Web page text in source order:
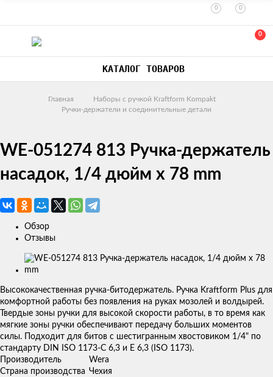
0 0
0
КАТАЛОГ ТОВАРОВ
Главная
Наборы с ручкой Kraftform Kompakt
Ручки-держатели и соединительные детали
WE-051274 813 Ручка-держатель
насадок, 1/4 дюйм x 78 mm
Обзор
Отзывы
Изображения
Высококачественная ручка-битодержатель. Ручка Kraftform Plus для
комфортной работы без появления на руках мозолей и волдырей.
Твердые зоны ручки для высокой скорости работы, в то время как
мягкие зоны ручки обеспечивают передачу больших моментов
силы. Подходит для битов с шестигранным хвостовиком 1/4" по
стандарту DIN ISO 1173-C 6,3 и E 6,3 (ISO 1173).
Производитель
Wera
Страна производства Чехия